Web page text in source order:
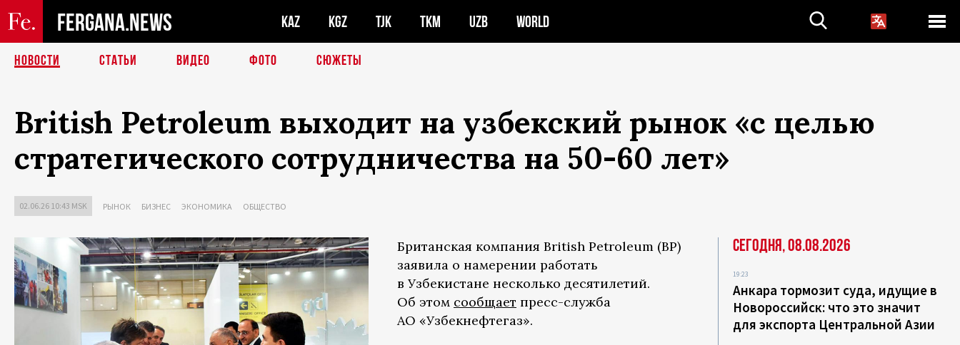
FERGANA.NEWS KAZ KGZ TJK TKM UZB WORLD
НОВОСТИ СТАТЬИ ВИДЕО ФОТО СЮЖЕТЫ
British Petroleum выходит на узбекский рынок «с целью
стратегического сотрудничества на 50-60 лет»
02.06.26 10:43 MSK РЫНОК БИЗНЕС ЭКОНОМИКА ОБЩЕСТВО
Британская компания British Petroleum (BP)
заявила о намерении работать
в Узбекистане несколько десятилетий.
Об этом сообщает пресс-служба
АО «Узбекнефтегаз».
Сегодня, 08.08.2026
19:23
Анкара тормозит суда, идущие в
Новороссийск: что это значит
для экспорта Центральной Азии